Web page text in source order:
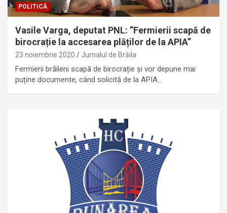
POLITICĂ
Vasile Varga, deputat PNL: ”Fermierii scapă de
birocrație la accesarea plăților de la APIA”
23 noiembrie 2020 Jurnalul de Brăila
Fermierii brăileni scapă de birocrație și vor depune mai
puține documente, când solicită de la APIA…